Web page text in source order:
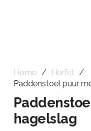
Home / Herfst /
Paddenstoel puur
hagelslag